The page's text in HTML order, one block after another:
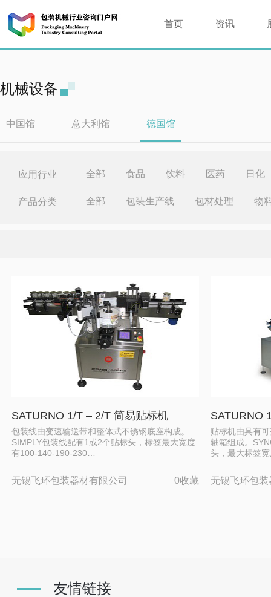
首页 资讯
机械设备
中国馆 意大利馆 德国馆
应用行业 全部 食品 饮料 医药 日化
产品分类 全部 包装生产线 包材处理 物
SATURNO 1/T – 2/T 简易贴标机
包装线由变速输送带和整体式不锈钢底座构成。
SIMPLY包装线配有1或2个贴标头，标签最大宽度
有100-140-190-230…
无锡飞环包装器材有限公司 0收藏
SATURNO
贴标机由具有
轴箱组成。
头，最大标签
无锡飞环包
友情链接